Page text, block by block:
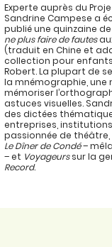
Experte auprès du
Sandrine Campese a
publié une quinzaine
ne plus faire de fautes
(traduit en Chine et
collection pour
Robert. La plupart de
la mnémographie,
mémoriser
astuces visuelles.
des dictées
entreprises,
passionnée de
Le Dîner de Condé–
– et Voyageurssur la
Record.